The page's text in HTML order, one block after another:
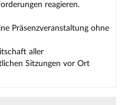
reagieren.
Präsenzveranstaltung ohne
aller
Sitzungen vor Ort